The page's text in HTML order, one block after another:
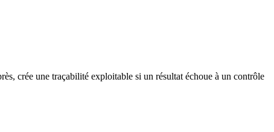
crée une traçabilité exploitable si un résultat échoue à un contrôle